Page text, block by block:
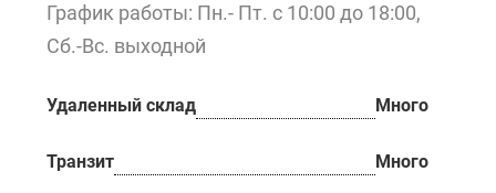
График работы: Пн.- Пт. с 10:00 до 18:00,
Сб.-Вс. выходной
Удаленный склад Много
Транзит Много